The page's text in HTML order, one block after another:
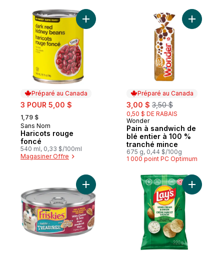
Préparé au Canada
sale:
3 POUR 5,00 $
, formerly:
1,79 $
Préparé au Canada
Sans Nom
Haricots rouge
foncé
540 ml, 0,33 $/100ml
Magasiner Offre
Ajouter Haricots rouge foncé au panier
Préparé au Canada
sale:
3,00 $ , formerly:
3,50 $
0,50 $ DE RABAIS
Préparé au Canada
Wonder
Pain à sandwich de
blé entier à 100 %
tranché mince
675 g, 0,44 $/100g
1 000 point PC Optimum
Ajouter
Ajouter Friskies Tasty Treasures avec
Ajouter